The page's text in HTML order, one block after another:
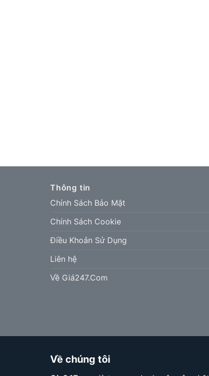
Thông tin
Chính Sách Bảo Mật
Chính Sách Cookie
Điều Khoản Sử Dụng
Liên hệ
Về Giá247.Com
Về chúng tôi